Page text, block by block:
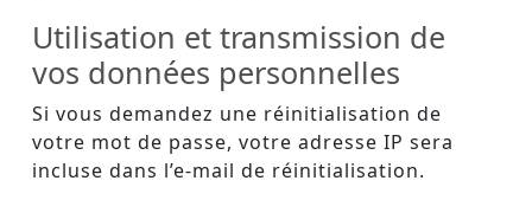
Utilisation et transmission de
vos données personnelles
Si vous demandez une réinitialisation de
votre mot de passe, votre adresse IP sera
incluse dans l’e-mail de réinitialisation.